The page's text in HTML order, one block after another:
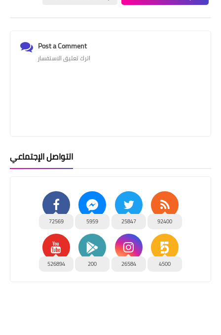
Post a Comment
اترك تعليق الاستفسار
التواصل الإجتماعي
72569 5959 25847 92400
526894 200 26584 4500